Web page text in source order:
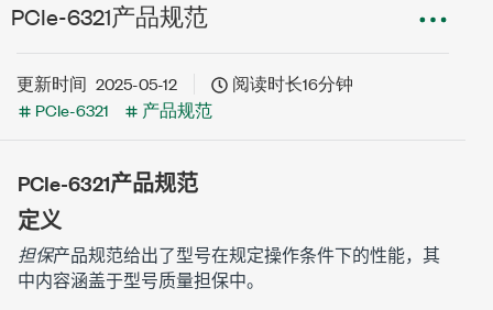
PCIe-6321产品规范
更新时间 2025-05-12
阅读时长16分钟
PCIe-6321
产品规范
PCIe-6321产品规范
定义
担保产品规范给出了型号在规定操作条件下的性能，其
中内容涵盖于型号质量担保中。